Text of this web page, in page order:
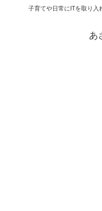
子育てや日常にITを取り入
あ